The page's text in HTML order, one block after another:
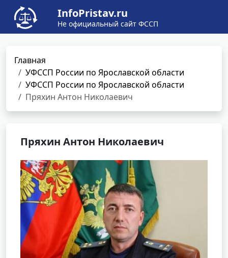
InfoPristav.ru
Не официальный сайт ФССП
Главная
УФССП России по Ярославской области
УФССП России по Ярославской области
Пряхин Антон Николаевич
Пряхин Антон Николаевич